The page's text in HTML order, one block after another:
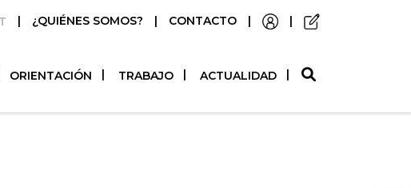
| ¿QUIÉNES SOMOS? | CONTACTO | |
ORIENTACIÓN TRABAJO ACTUALIDAD